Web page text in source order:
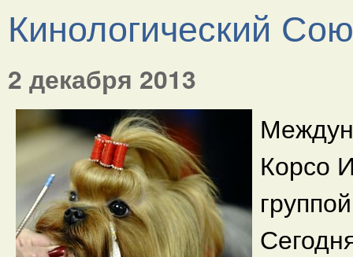
Кинологический
2 декабря 2013
Корсо